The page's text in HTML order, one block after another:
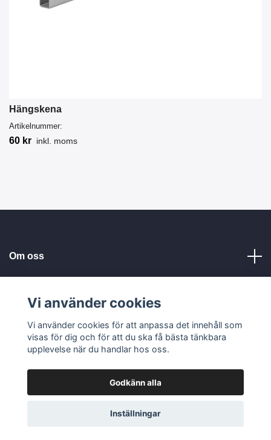
Hängskena
Artikelnummer:
60 kr inkl. moms
Om oss
Läs mer
© 2026 Tellbe AB
Vi använder cookies
Vi använder cookies för att anpassa det innehåll som
visas för dig och för att du ska få bästa tänkbara
upplevelse när du handlar hos oss.
Godkänn alla
Inställningar